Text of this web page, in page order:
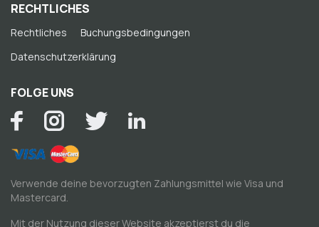
RECHTLICHES
Rechtliches
Buchungsbedingungen
Datenschutzerklärung
FOLGE UNS
Verwende deine bevorzugten Zahlungsmittel wie Visa und
Mastercard.
Mit der Nutzung dieser Website akzeptierst du die